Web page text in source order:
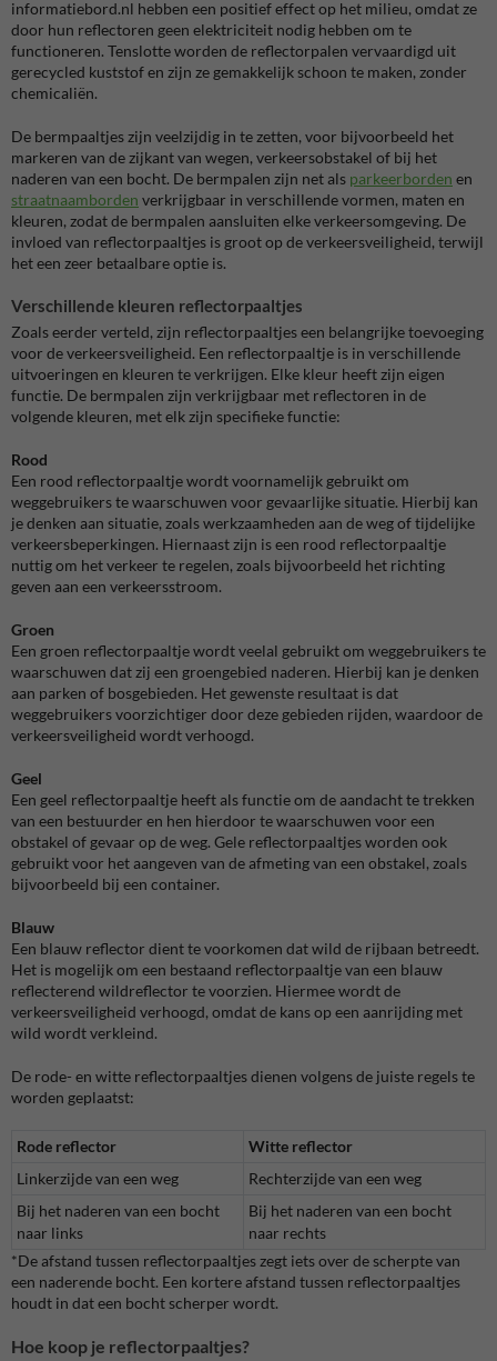
informatiebord.nl hebben een positief effect op het milieu, omdat ze
door hun reflectoren geen elektriciteit nodig hebben om te
functioneren. Tenslotte worden de reflectorpalen vervaardigd uit
gerecycled kuststof en zijn ze gemakkelijk schoon te maken, zonder
chemicaliën.
De bermpaaltjes zijn veelzijdig in te zetten, voor bijvoorbeeld het
markeren van de zijkant van wegen, verkeersobstakel of bij het
naderen van een bocht. De bermpalen zijn net als parkeerborden en
straatnaamborden verkrijgbaar in verschillende vormen, maten en
kleuren, zodat de bermpalen aansluiten elke verkeersomgeving. De
invloed van reflectorpaaltjes is groot op de verkeersveiligheid, terwijl
het een zeer betaalbare optie is.
Verschillende kleuren reflectorpaaltjes
Zoals eerder verteld, zijn reflectorpaaltjes een belangrijke toevoeging
voor de verkeersveiligheid. Een reflectorpaaltje is in verschillende
uitvoeringen en kleuren te verkrijgen. Elke kleur heeft zijn eigen
functie. De bermpalen zijn verkrijgbaar met reflectoren in de
volgende kleuren, met elk zijn specifieke functie:
Rood
Een rood reflectorpaaltje wordt voornamelijk gebruikt om
weggebruikers te waarschuwen voor gevaarlijke situatie. Hierbij kan
je denken aan situatie, zoals werkzaamheden aan de weg of tijdelijke
verkeersbeperkingen. Hiernaast zijn is een rood reflectorpaaltje
nuttig om het verkeer te regelen, zoals bijvoorbeeld het richting
geven aan een verkeersstroom.
Groen
Een groen reflectorpaaltje wordt veelal gebruikt om weggebruikers te
waarschuwen dat zij een groengebied naderen. Hierbij kan je denken
aan parken of bosgebieden. Het gewenste resultaat is dat
weggebruikers voorzichtiger door deze gebieden rijden, waardoor de
verkeersveiligheid wordt verhoogd.
Geel
Een geel reflectorpaaltje heeft als functie om de aandacht te trekken
van een bestuurder en hen hierdoor te waarschuwen voor een
obstakel of gevaar op de weg. Gele reflectorpaaltjes worden ook
gebruikt voor het aangeven van de afmeting van een obstakel, zoals
bijvoorbeeld bij een container.
Blauw
Een blauw reflector dient te voorkomen dat wild de rijbaan betreedt.
Het is mogelijk om een bestaand reflectorpaaltje van een blauw
reflecterend wildreflector te voorzien. Hiermee wordt de
verkeersveiligheid verhoogd, omdat de kans op een aanrijding met
wild wordt verkleind.
De rode- en witte reflectorpaaltjes dienen volgens de juiste regels te
worden geplaatst:
Rode reflector
Witte reflector
Linkerzijde van een weg
Rechterzijde van een weg
Bij het naderen van een bocht
naar links
Bij het naderen van een bocht
naar rechts
*De afstand tussen reflectorpaaltjes zegt iets over de scherpte van
een naderende bocht. Een kortere afstand tussen reflectorpaaltjes
houdt in dat een bocht scherper wordt.
Hoe koop je reflectorpaaltjes?